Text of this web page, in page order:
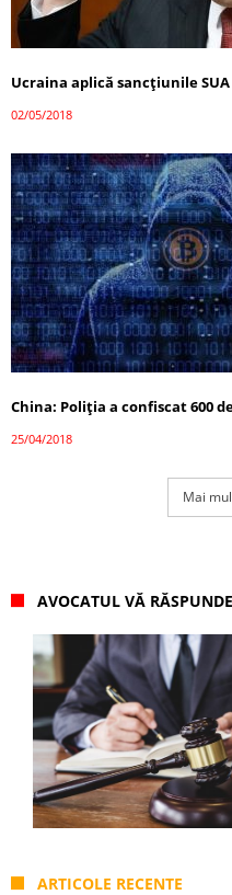
Ucraina aplică sancțiunile
02/05/2018
China: Poliția a confiscat 600
25/04/2018
Mai
AVOCATUL VĂ RĂSPUNDE
ARTICOLE RECENTE